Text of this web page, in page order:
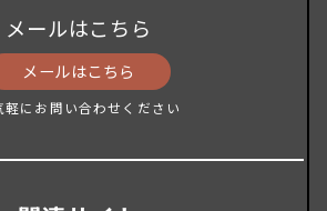
メールはこちら
メールはこちら
軽にお問い合わせください